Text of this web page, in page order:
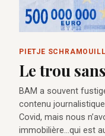
PIETJE
Le trou
BAM a souvent
contenu
Covid, mais nous
immobilière…qui est